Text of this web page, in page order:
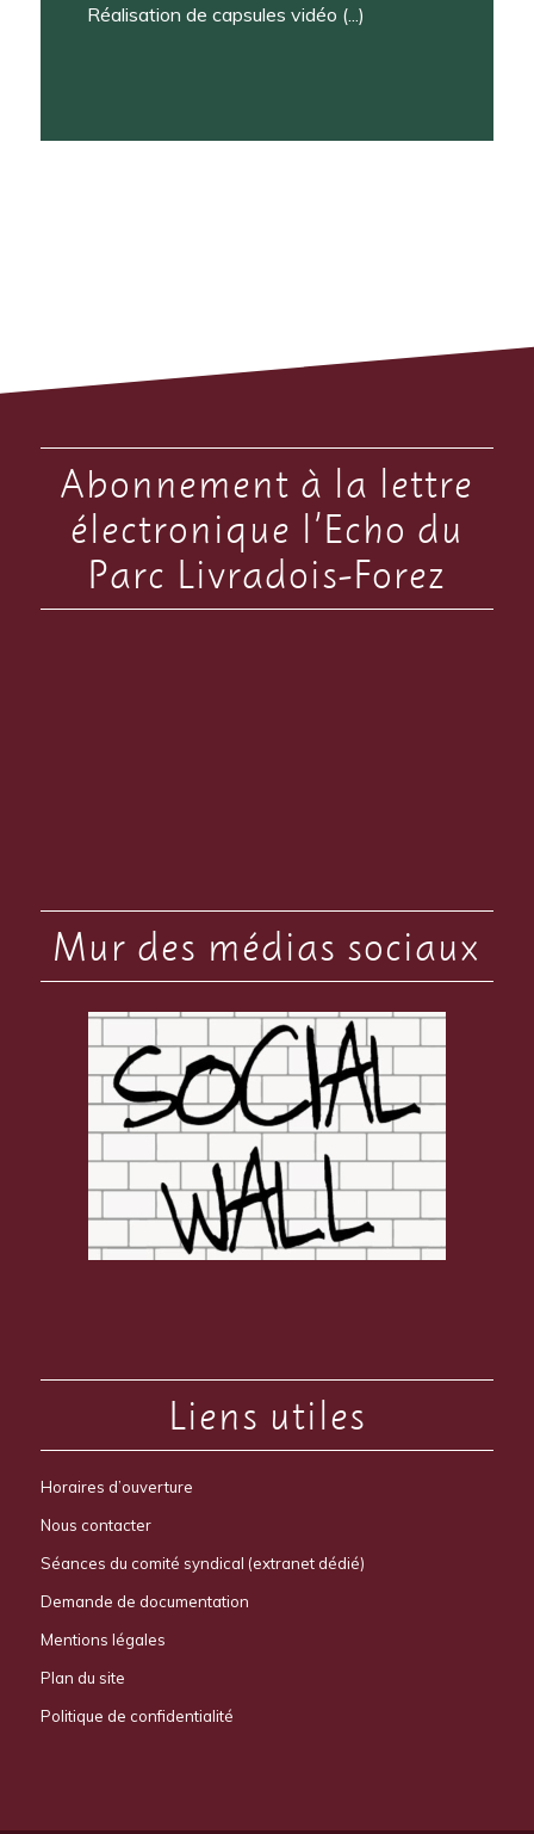
Réalisation de capsules vidéo (...)
Abonnement à la lettre
électronique l’Echo du
Parc Livradois-Forez
Mur des médias sociaux
Liens utiles
Horaires d’ouverture
Nous contacter
Séances du comité syndical (extranet dédié)
Demande de documentation
Mentions légales
Plan du site
Politique de confidentialité